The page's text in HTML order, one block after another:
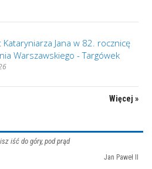
Kataryniarza Jana w 82. rocznicę
Warszawskiego - Targówek
Więcej »
iść do góry, pod prąd
Jan Paweł II